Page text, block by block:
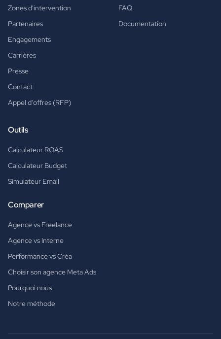
Zones d'intervention
Partenaires
Engagements
Carrières
Presse
Contact
Appel d'offres (RFP)
FAQ
Documentation
Outils
Calculateur ROAS
Calculateur Budget
Simulateur Email
Comparer
Agence vs Freelance
Agence vs Interne
Performance vs Créa
Choisir son agence Meta Ads
Pourquoi nous
Notre méthode